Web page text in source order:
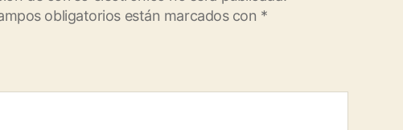
obligatorios están marcados con *